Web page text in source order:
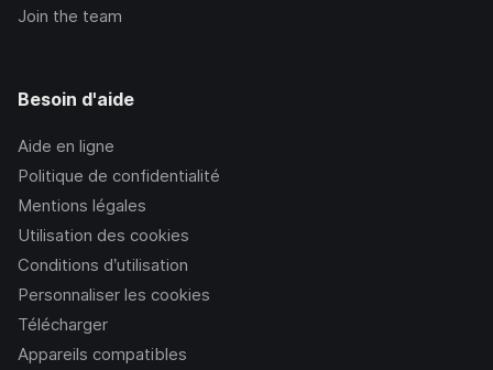
Join the team
Besoin d'aide
Aide en ligne
Politique de confidentialité
Mentions légales
Utilisation des cookies
Conditions d’utilisation
Personnaliser les cookies
Télécharger
Appareils compatibles